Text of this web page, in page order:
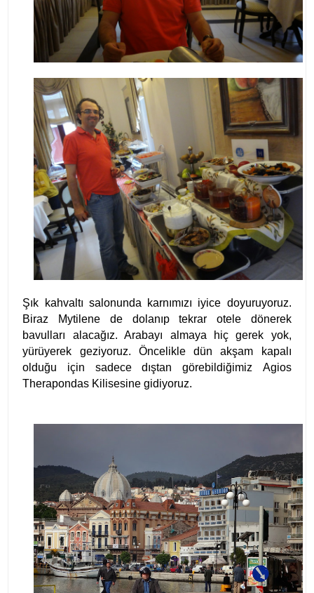
Şık kahvaltı salonunda karnımızı iyice doyuruyoruz.
Biraz Mytilene de dolanıp tekrar otele dönerek
bavulları alacağız. Arabayı almaya hiç gerek yok,
yürüyerek geziyoruz. Öncelikle dün akşam kapalı
olduğu için sadece dıştan görebildiğimiz Agios
Therapondas Kilisesine gidiyoruz.